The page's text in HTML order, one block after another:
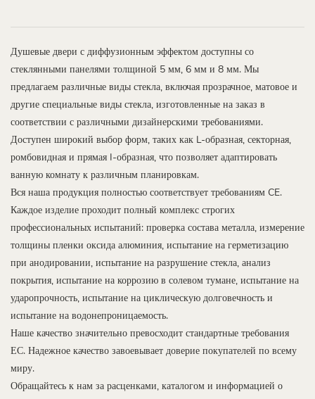
Душевые двери с диффузионным эффектом доступны со
стеклянными панелями толщиной 5 мм, 6 мм и 8 мм. Мы
предлагаем различные виды стекла, включая прозрачное, матовое и
другие специальные виды стекла, изготовленные на заказ в
соответствии с различными дизайнерскими требованиями.
Доступен широкий выбор форм, таких как L-образная, секторная,
ромбовидная и прямая I-образная, что позволяет адаптировать
ванную комнату к различным планировкам.
Вся наша продукция полностью соответствует требованиям CE.
Каждое изделие проходит полный комплекс строгих
профессиональных испытаний: проверка состава металла, измерение
толщины пленки оксида алюминия, испытание на герметизацию
при анодировании, испытание на разрушение стекла, анализ
покрытия, испытание на коррозию в солевом тумане, испытание на
ударопрочность, испытание на циклическую долговечность и
испытание на водонепроницаемость.
Наше качество значительно превосходит стандартные требования
ЕС. Надежное качество завоевывает доверие покупателей по всему
миру.
Обращайтесь к нам за расценками, каталогом и информацией о